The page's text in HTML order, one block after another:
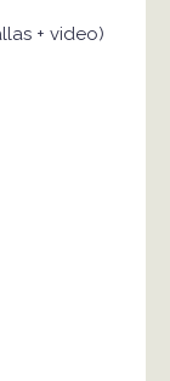
+ video)